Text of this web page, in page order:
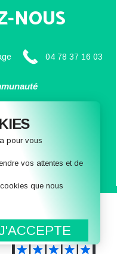
NOUS
04 78 37 16 03
FAQ
Recrutement
pour vous
vos attentes et de
que nous